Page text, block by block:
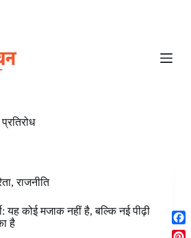
,राजनीति
यह कोई मजाक नहीं है, बल्कि नई पीढ़ी
है
F